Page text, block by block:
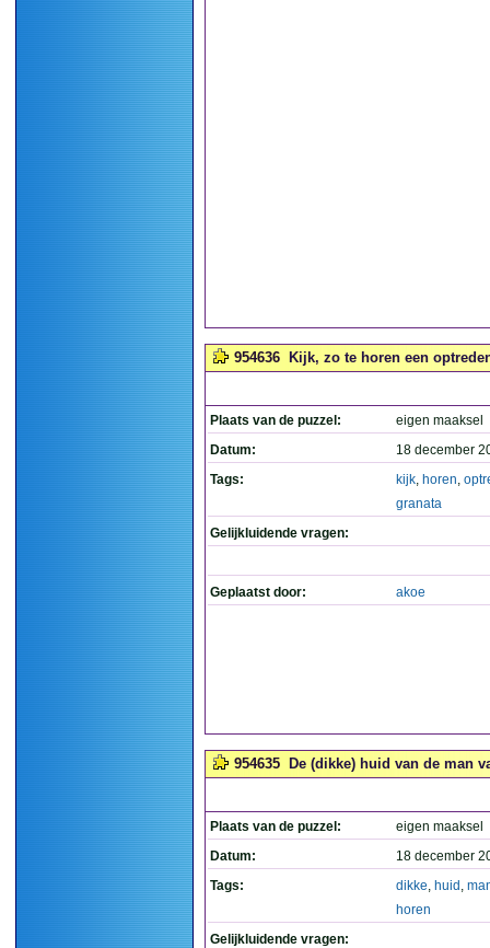
954636 Kijk, zo te horen een
Plaats van de puzzel:
eigen maaksel
Datum:
18 december
Tags:
kijk, horen,
granata
Gelijkluidende vragen:
Geplaatst door: akoe
954635 De (dikke) huid van de man
Plaats van de puzzel:
eigen maaksel
Datum:
18 december
Tags:
dikke, huid ,
horen
Gelijkluidende vragen: